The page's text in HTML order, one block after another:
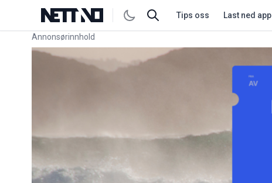
Tips oss Last ned app
Annonsørinnhold
Link for annonse